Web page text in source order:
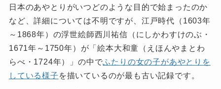
日本のあやとりがいつどのような目的で始まったのか
など、詳細については不明ですが、江戸時代（ 1603年
～ 1868年）の浮世絵師西川祐信（にしかわすけのぶ・
1671年～ 1750年）が「絵本大和童（えほんやまとわ
らべ・ 1724年）」の中でふたりの女の子があやとりを
している様子 を描いているのが最も古い記録です。